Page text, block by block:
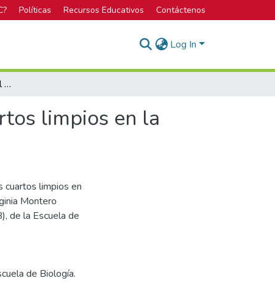
Políticas Recursos Educativos Contáctenos
Log In
Actualización en el control de la calidad de los cuartos limpios en la industria de DM
limpios en la
cuartos limpios en
Montero
de la Escuela de
de Biología.